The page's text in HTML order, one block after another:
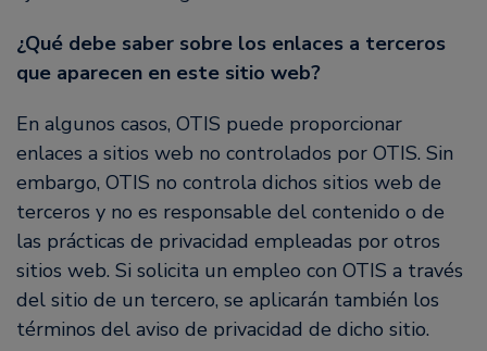
¿Qué debe saber sobre los enlaces a terceros
que aparecen en este sitio web?
En algunos casos, OTIS puede proporcionar
enlaces a sitios web no controlados por OTIS. Sin
embargo, OTIS no controla dichos sitios web de
terceros y no es responsable del contenido o de
las prácticas de privacidad empleadas por otros
sitios web. Si solicita un empleo con OTIS a través
del sitio de un tercero, se aplicarán también los
términos del aviso de privacidad de dicho sitio.